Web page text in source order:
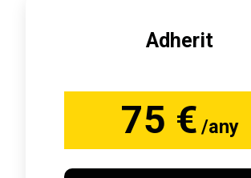
Adherit
75 € /any